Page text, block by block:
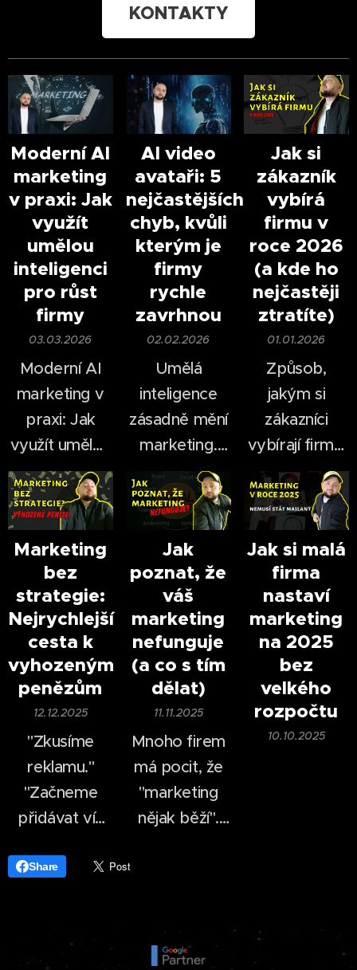
KONTAKTY
Moderní AI
marketing
v praxi: Jak
využít
umělou
inteligenci
pro růst
firmy
03.03.2026
Moderní AI
marketing v
praxi: Jak
využít umělou
inteligenci pro
růst firmy.
AI video
avataři: 5
nejčastějších
chyb, kvůli
kterým je
firmy
rychle
zavrhnou
02.02.2026
Umělá
inteligence
zásadně mění
marketing.
Ještě před
pár lety bylo
natáčení videí
časově i
finančně
náročné —
dnes dokáže
firma vytvořit
profesionálně
vypadající
desítek minut.
Jak si
zákazník
vybírá
firmu v
roce 2026
(a kde ho
nejčastěji
ztratíte)
01.01.2026
Způsob,
jakým si
zákazníci
vybírají firmy,
se za poslední
roky
dramaticky
změnil.
V roce 2026
užnestačí mít
web, logo a
pár příspěvků
sociálních
sítích.
Marketing
bez
strategie:
Nejrychlejší
cesta k
vyhozeným
penězům
12.12.2025
"Zkusíme
reklamu."
"Začneme
přidávat víc
"Konkurence
musíme být
Jak
poznat, že
váš
marketing
nefunguje
(a co s tím
dělat)
11.11.2025
Mnoho firem
má pocit, že
"marketing
nějak běží".
publikují, web
občas zapne.
Jak si malá
firma
nastaví
marketing
na 2025
bez
velkého
rozpočtu
10.10.2025
Share